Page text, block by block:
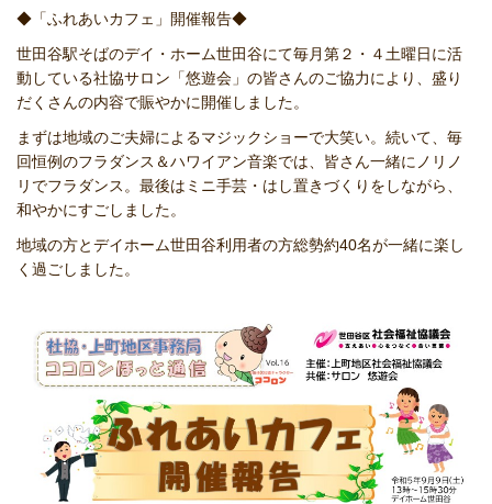
◆「ふれあいカフェ」開催報告◆
世田谷駅そばのデイ・ホーム世田谷にて毎月第２・４土曜日に活
動している社協サロン「悠遊会」の皆さんのご協力により、盛り
だくさんの内容で賑やかに開催しました。
まずは地域のご夫婦によるマジックショーで大笑い。続いて、毎
回恒例のフラダンス＆ハワイアン音楽では、皆さん一緒にノリノ
リでフラダンス。最後はミニ手芸・はし置きづくりをしながら、
和やかにすごしました。
地域の方とデイホーム世田谷利用者の方総勢約40名が一緒に楽し
く過ごしました。